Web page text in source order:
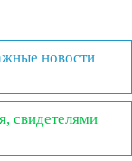
новости
свидетелями